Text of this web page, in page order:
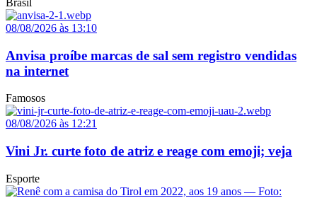
Brasil
08/08/2026 às 13:10
Anvisa proíbe marcas de sal sem registro vendidas
na internet
Famosos
08/08/2026 às 12:21
Vini Jr. curte foto de atriz e reage com emoji; veja
Esporte